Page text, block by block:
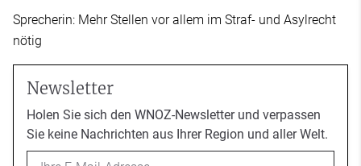
Sprecherin: Mehr Stellen vor allem im Straf- und Asylrecht
nötig
Newsletter
Holen Sie sich den WNOZ-Newsletter und verpassen
Sie keine Nachrichten aus Ihrer Region und aller Welt.
Email